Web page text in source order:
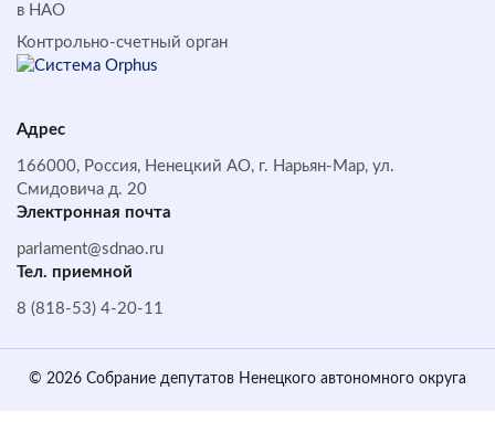
в НАО
Контрольно-счетный орган
Адрес
166000, Россия, Ненецкий АО, г. Нарьян-Мар, ул.
Смидовича д. 20
Электронная почта
parlament@sdnao.ru
Тел. приемной
8 (818-53) 4-20-11
© 2026 Собрание депутатов Ненецкого автономного округа